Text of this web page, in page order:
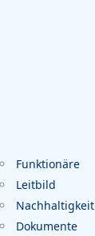
Funktionäre
Leitbild
Nachhaltigkeit
Dokumente